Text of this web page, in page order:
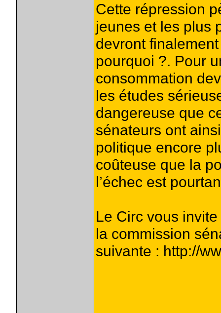
Cette répression
jeunes et les plus
devront
pourquoi ?. Pour
consommation
les études
dangereuse que
sénateurs ont
politique encore
coûteuse que la
l’échec est
Le Circ vous
la commission
suivante : http://